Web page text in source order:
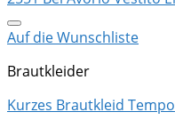
Auf die Wunschliste
Brautkleider
Kurzes Brautkleid Tempo